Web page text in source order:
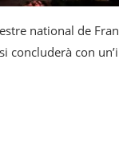
national de
concluderà con